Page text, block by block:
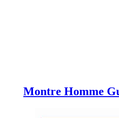
Montre Homme